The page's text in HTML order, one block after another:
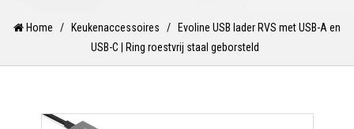
Home / Keukenaccessoires /
Evoline USB lader RVS met USB-A en
USB-C | Ring roestvrij staal geborsteld